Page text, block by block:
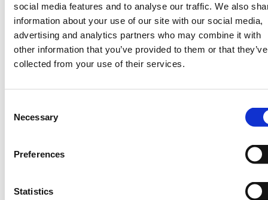
social media features and to analyse our traffic. We also
information about your use of our site with our social media,
advertising and analytics partners who may combine it with
other information that you’ve provided to them or that they’ve
collected from your use of their services.
Selection
Necessary
Preferences
Statistics
SETTORI
Edilizia e Costruzioni